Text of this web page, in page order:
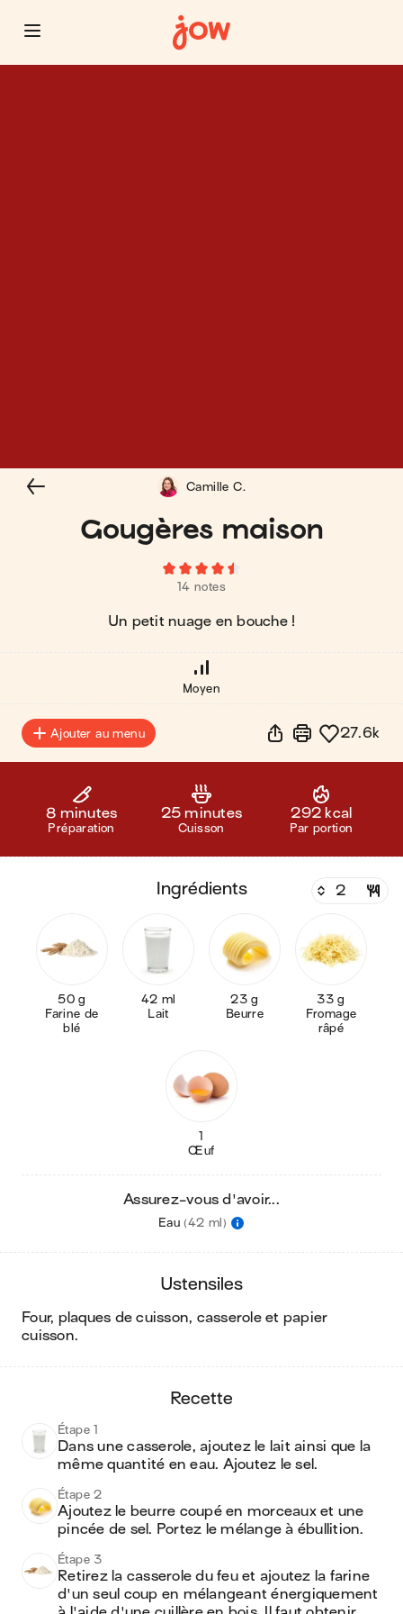
Gougères maison
14 notes
Un petit nuage en bouche !
Camille C.
Moyen
Ajouter au menu 27.6k
8 minutes
Préparation
25 minutes
Cuisson
292 kcal
Par portion
ingrédients
50 g
Farine de
blé
42 ml
Lait
23 g
Beurre
33 g
Fromage
râpé
1
Œuf
Assurez-vous d'avoir...
Eau (42 ml)
ustensiles
four, plaques de cuisson, casserole et papier
cuisson.
recette
Étape 1
Dans une casserole, ajoutez le lait ainsi que la
même quantité en eau. Ajoutez le sel.
Étape 2
Ajoutez le beurre coupé en morceaux et une
pincée de sel. Portez le mélange à ébullition.
Étape 3
Retirez la casserole du feu et ajoutez la farine
d'un seul coup en mélangeant énergiquement